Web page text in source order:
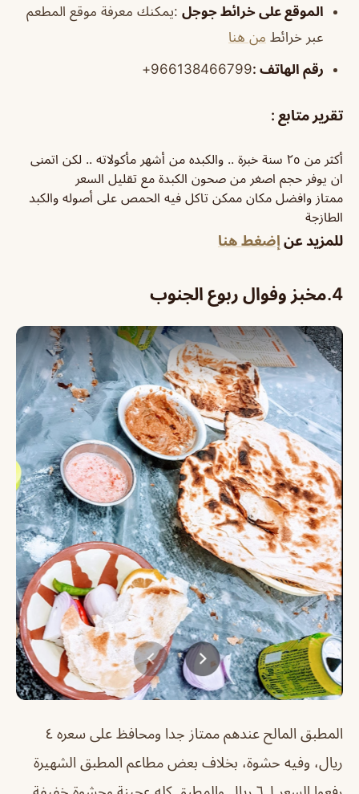
الموقع على خرائط جوجل :يمكنك معرفة موقع المطعم
عبر خرائط من هنا
رقم الهاتف :
966138466799+
تقرير متابع :
أكثر من ٢٥ سنة خبرة .. والكبده من أشهر مأكولاته .. لكن اتمنى
ان يوفر حجم اصغر من صحون الكبدة مع تقليل السعر
ممتاز وافضل مكان ممكن تاكل فيه الحمص على أصوله والكبد
الطازجة
للمزيد عن إضغط هنا
4.مخبز وفوال ربوع الجنوب
المطبق المالح عندهم ممتاز جدا ومحافظ على سعره ٤
ريال، وفيه حشوة، بخلاف بعض مطاعم المطبق الشهيرة